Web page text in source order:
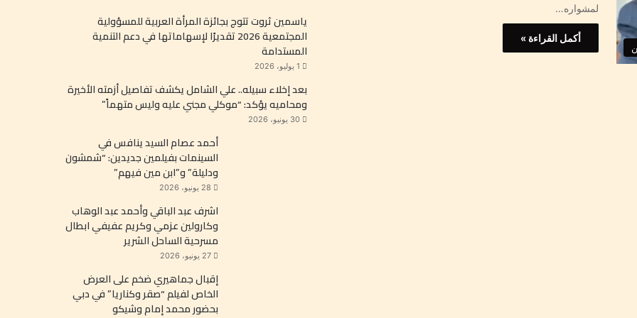
لمشواره…
أكمل القراءة »
ياسمين ثروت تتوج بجائزة المرأة العربية للمسؤولية
المجتمعية 2026 تقديرًا لإسهاماتها في دعم التنمية
المستدامة
1 يوليو، 2026
بعد إخلاء سبيله.. علي الشامل يكشف تفاصيل أزمته الأخيرة
ومحاميه يؤكد: “موكلي مجني عليه وليس متهماً”
30 يونيو، 2026
أحمد عصام السيد ينافس في
السينمات بفيلمين جديدين: “شمشون
ودليلة” و”ابن مين فيهم”
28 يونيو، 2026
اشرف عبد الباقي وأحمد عبد الوهاب
وكارولين عزمي وكريم عفيفي ابطال
مسرحية الساحل الشرير
27 يونيو، 2026
إقبال جماهيري ضخم على العرض
الخاص لفيلم “صقر وكناريا” في دبي
بحضور محمد إمام وشيكو